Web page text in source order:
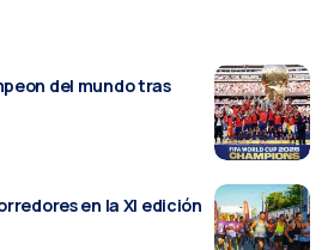
del mundo tras
en la XI edición